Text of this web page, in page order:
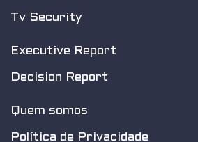
Tv Security
Executive Report
Decision Report
Quem somos
Política de Privacidade